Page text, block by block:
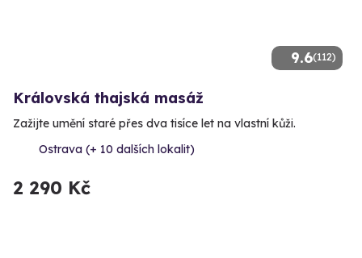
9.6(112)
Královská thajská masáž
Zažijte umění staré přes dva tisíce let na vlastní kůži.
Ostrava (+ 10 dalších lokalit)
2 290 Kč